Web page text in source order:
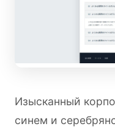
Изысканный
синем и